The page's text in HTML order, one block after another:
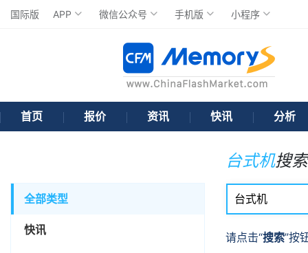
国际版 APP 微信公众号 手机版 小程序
首页 报价 资讯 快讯 分析
全部类型
快讯
台式机搜
请点击“搜索”按